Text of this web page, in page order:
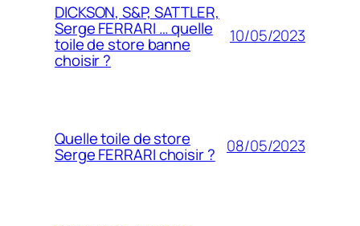
DICKSON, S&P, SATTLER,
Serge FERRARI … quelle
toile de store banne
choisir ?
10/05/2023
Quelle toile de store
Serge FERRARI choisir ? 08/05/2023